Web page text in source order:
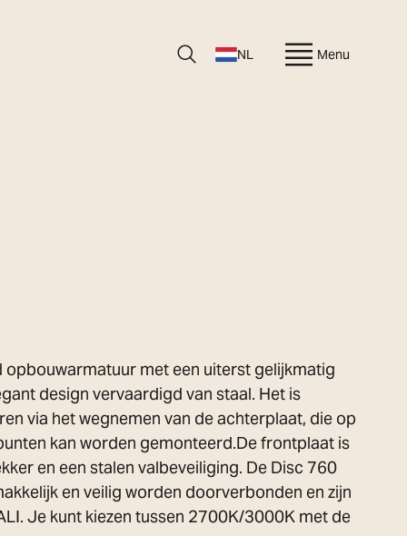
NL Menu
opbouwarmatuur met een uiterst gelijkmatig
design vervaardigd van staal. Het is
via het wegnemen van de achterplaat, die op
kan worden gemonteerd.De frontplaat is
en een stalen valbeveiliging. De Disc 760
en veilig worden doorverbonden en zijn
Je kunt kiezen tussen 2700K/3000K met de